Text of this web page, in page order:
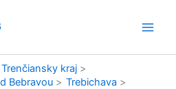
Trenčiansky kraj
Bebravou
Trebichava